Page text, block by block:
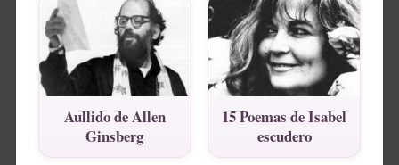
Aullido de Allen
Ginsberg
15 Poemas de Isabel
escudero